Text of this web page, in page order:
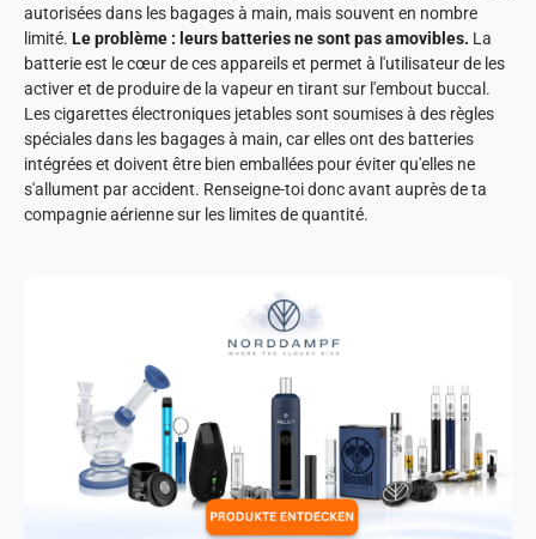
autorisées dans les bagages à main, mais souvent en nombre
limité. Le problème : leurs batteries ne sont pas amovibles. La
batterie est le cœur de ces appareils et permet à l'utilisateur de les
activer et de produire de la vapeur en tirant sur l'embout buccal.
Les cigarettes électroniques jetables sont soumises à des règles
spéciales dans les bagages à main, car elles ont des batteries
intégrées et doivent être bien emballées pour éviter qu'elles ne
s'allument par accident. Renseigne-toi donc avant auprès de ta
compagnie aérienne sur les limites de quantité.